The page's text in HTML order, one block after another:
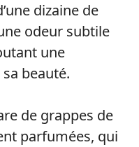
dizaine de
odeur subtile
une
beauté.
de grappes de
parfumées, qui